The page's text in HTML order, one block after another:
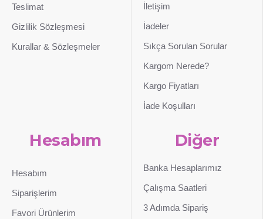
Teslimat
Gizlilik Sözleşmesi
Kurallar & Sözleşmeler
İletişim
İadeler
Sıkça Sorulan Sorular
Kargom Nerede?
Kargo Fiyatları
İade Koşulları
Hesabım
Hesabım
Siparişlerim
Favori Ürünlerim
Diğer
Banka Hesaplarımız
Çalışma Saatleri
3 Adımda Sipariş